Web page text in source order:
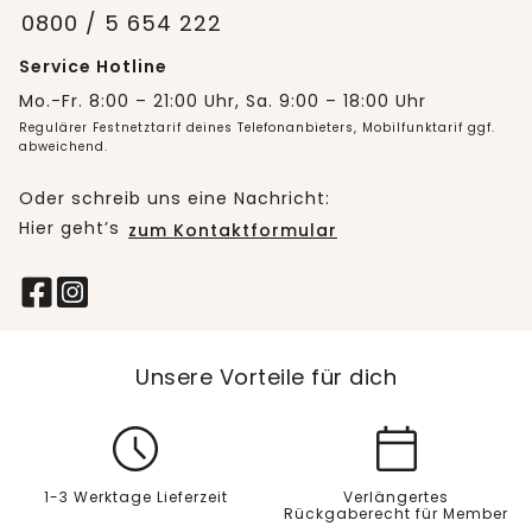
0800 / 5 654 222
Service Hotline
Mo.-Fr. 8:00 – 21:00 Uhr, Sa. 9:00 – 18:00 Uhr
Regulärer Festnetztarif deines Telefonanbieters, Mobilfunktarif ggf.
abweichend.
Oder schreib uns eine Nachricht:
Hier geht’s zum Kontaktformular
Unsere Vorteile für dich
1-3 Werktage Lieferzeit
Verlängertes
Rückgaberecht für Member